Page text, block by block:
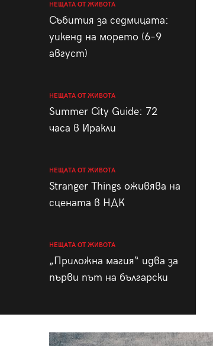
НЕЩАТА ОТ ЖИВОТА
Събития за седмицата:
уикенд на морето (6–9
август)
НЕЩАТА ОТ ЖИВОТА
Summer City Guide: 72
часа в Иракли
НЕЩАТА ОТ ЖИВОТА
Stranger Things оживява на
сцената в НДК
НЕЩАТА ОТ ЖИВОТА
„Приложна магия“ идва за
първи път на български